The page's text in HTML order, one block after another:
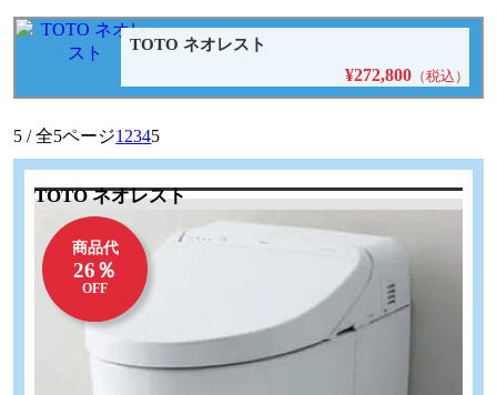
TOTO ネオレスト
¥272,800 （税込）
5 / 全5ページ1 2345
TOTO ネオレスト
商品代
26％
OFF